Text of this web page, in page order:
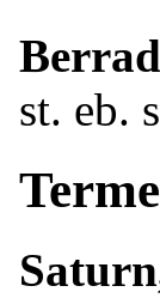
st. eb.